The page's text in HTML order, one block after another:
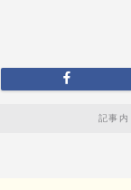
記事